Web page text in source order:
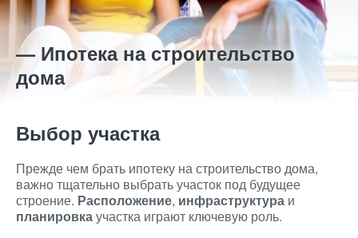
— Ипотека на строительство
дома
Выбор участка
Прежде чем брать ипотеку на строительство дома,
важно тщательно выбрать участок под будущее
строение. Расположение, инфраструктура и
планировкаучастка играют ключевую роль.